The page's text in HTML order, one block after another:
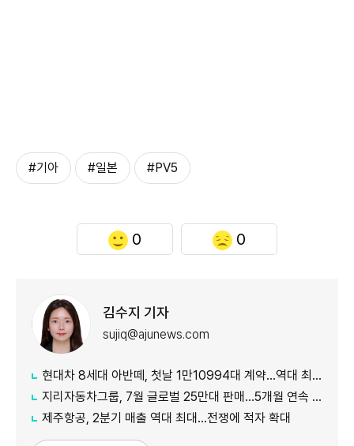
#기아 #일본 #PV5
0 0
김수지 기자
sujiq@ajunews.com
현대차 8세대 아반떼, 첫날 1만10994대 계약…역대 최대
지리자동차그룹, 7월 글로벌 25만대 판매…5개월 연속 증가
제주항공, 2분기 매출 역대 최대…전쟁에 적자 확대